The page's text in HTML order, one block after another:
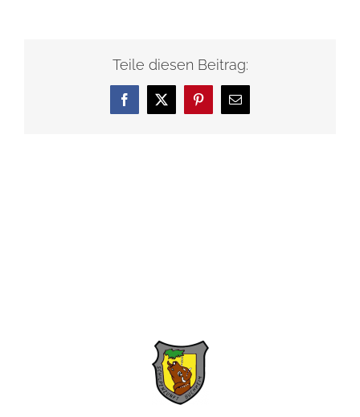
Teile diesen Beitrag:
Facebook
X Pinterest
E-
Mail